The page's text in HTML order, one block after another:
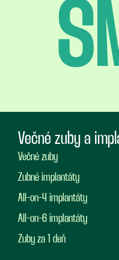
Večné zuby a
Večné zuby
Zubné implantáty
All-on-4 implantáty
All-on-6 implantáty
Zuby za 1 deň